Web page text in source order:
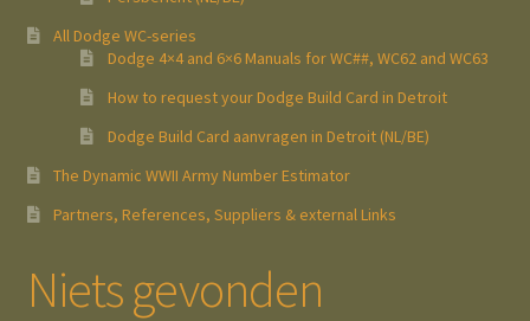
All Dodge WC-series
Dodge 4×4 and 6×6 Manuals for WC##, WC62 and WC63
How to request your Dodge Build Card in Detroit
Dodge Build Card aanvragen in Detroit (NL/BE)
The Dynamic WWII Army Number Estimator
Partners, References, Suppliers & external Links
Niets gevonden